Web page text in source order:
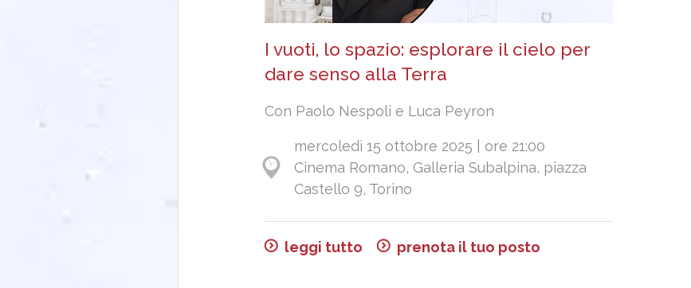
I vuoti, lo spazio: esplorare il cielo per
dare senso alla Terra
Con Paolo Nespoli e Luca Peyron
mercoledì 15 ottobre 2025 | ore 21:00
Cinema Romano, Galleria Subalpina, piazza
Castello 9, Torino
leggi tutto prenota il tuo posto